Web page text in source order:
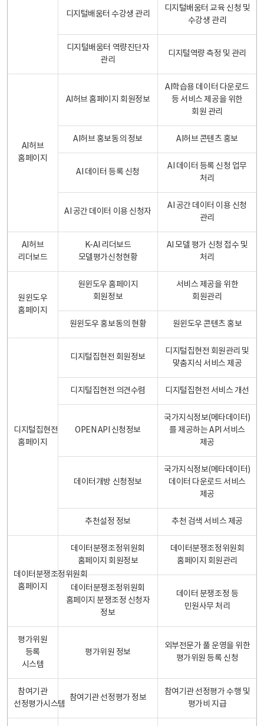
디지털배움터 수강생 관리
디지털배움터 교육 신청 및
수강생 관리
디지털배움터 역량진단자
관리
디지털역량 측정 및 관리
AI허브
홈페이지
AI허브 홈페이지 회원정보
AI학습용 데이터 다운로드
등 서비스 제공을 위한
회원 관리
AI허브 홍보동의 정보 AI허브 콘텐츠 홍보
AI 데이터 등록 신청
AI 데이터 등록 신청 업무
처리
AI 공간 데이터 이용 신청자
AI 공간 데이터 이용 신청
관리
AI허브
리더보드
K-AI 리더보드
모델평가신청현황
AI 모델 평가 신청 접수 및
처리
원윈도우
홈페이지
원윈도우 홈페이지
회원정보
서비스 제공을 위한
회원관리
원윈도우 홍보동의 현황 원윈도우 콘텐츠 홍보
디지털집현전
홈페이지
디지털집현전 회원정보
디지털집현전 회원관리 및
맞춤지식 서비스 제공
디지털집현전 의견수렴 디지털집현전 서비스 개선
OPEN API 신청정보
국가지식정보(메타데이터)
를 제공하는 API 서비스
제공
데이터개방 신청정보
국가지식정보(메타데이터)
데이터 다운로드 서비스
제공
추천설정 정보 추천 검색 서비스 제공
데이터분쟁조정위원회
홈페이지
데이터분쟁조정위원회
홈페이지 회원정보
데이터분쟁조정위원회
홈페이지 회원관리
데이터분쟁조정위원회
홈페이지 분쟁조정 신청자
정보
데이터 분쟁조정 등
민원사무 처리
평가위원
등록
시스템
평가위원 정보
외부전문가 풀 운영을 위한
평가위원 등록 신청
참여기관
선정평가시스템
참여기관 선정평가 정보
참여기관 선정평가 수행 및
평가비 지급